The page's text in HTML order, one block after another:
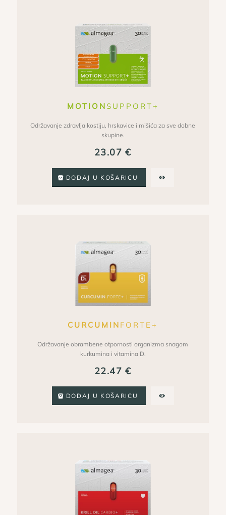
MOTION SUPPORT+
Održavanje zdravlja kostiju, hrskavice i mišića za sve dobne
skupine.
23.07€
DODAJ U KOŠARICU
CURCUMIN FORTE+
Održavanje obrambene otpornosti organizma snagom
kurkumina i vitamina D.
22.47€
DODAJ U KOŠARICU